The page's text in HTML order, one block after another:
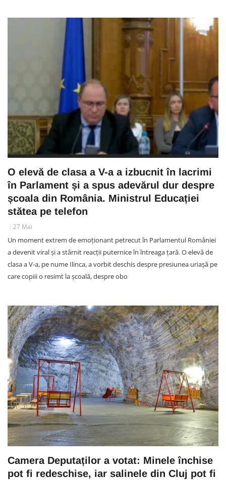
O elevă de clasa a V-a a izbucnit în lacrimi
în Parlament și a spus adevărul dur despre
școala din România. Ministrul Educației
stătea pe telefon
27 Mai
Un moment extrem de emoționant petrecut în Parlamentul României
a devenit viral și a stârnit reacții puternice în întreaga țară. O elevă de
clasa a V-a, pe nume Ilinca, a vorbit deschis despre presiunea uriașă pe
care copiii o resimt la școală, despre obo
Camera Deputaților a votat: Minele închise
pot fi redeschise, iar salinele din Cluj pot fi